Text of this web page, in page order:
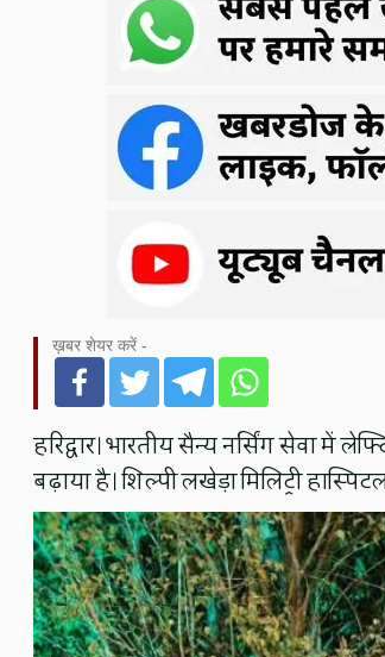
ख़बर शेयर करें -
हरिद्वार। भारतीय सैन्य नर्सिंग सेवा में
बढ़ाया है। शिल्पी लखेड़ा मिलिट्री